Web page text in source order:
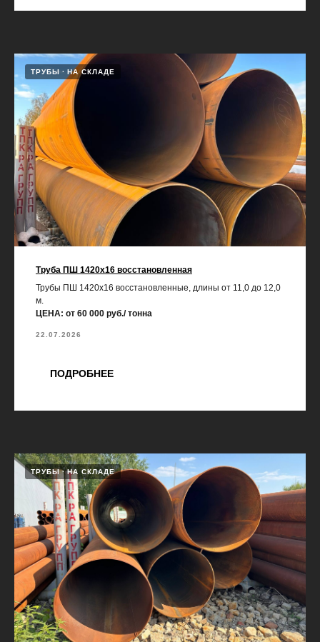
ТРУБЫ НА СКЛАДЕ
Труба ПШ 1420х16 восстановленная
Трубы ПШ 1420х16 восстановленные, длины от 11,0 до 12,0
м.
ЦЕНА: от 60 000 руб./ тонна
22.07.2026
ПОДРОБНЕЕ
ТРУБЫ НА СКЛАДЕ